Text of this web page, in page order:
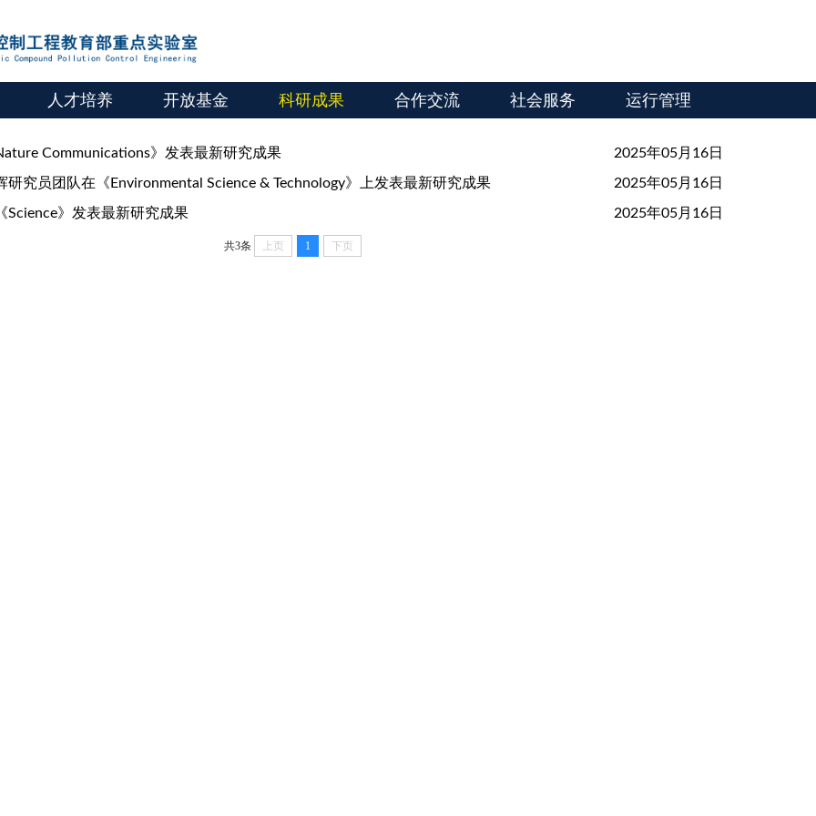
人才培养 开放基金 科研成果 合作交流 社会服务 运行管理
Communications》发表最新研究成果 2025年05月16日
研究员团队在《Environmental Science & Technology》上发表最新研究成果 2025年05月16日
Science》发表最新研究成果 2025年05月16日
共3条 上页 1 下页